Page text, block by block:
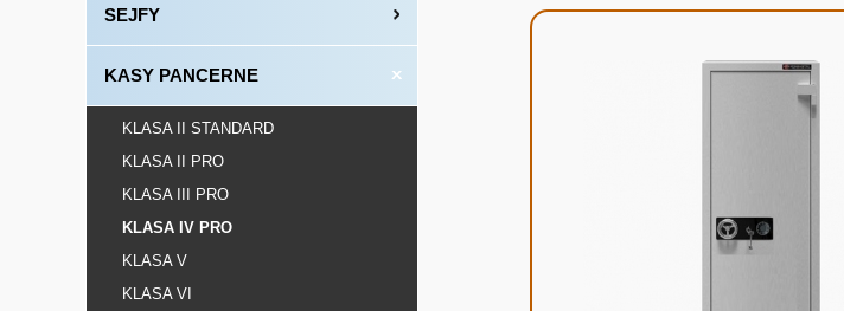
SEJFY
KASY PANCERNE
KLASA II STANDARD
KLASA II PRO
KLASA III PRO
KLASA IV PRO
KLASA V
KLASA VI